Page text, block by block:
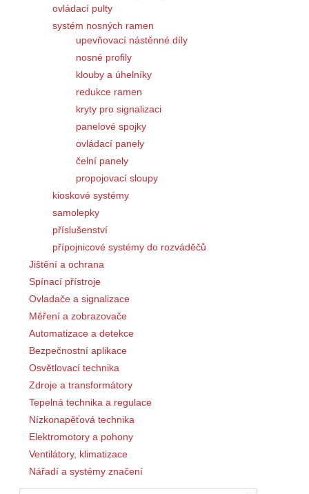
ovládací pulty
systém nosných ramen
upevňovací nástěnné díly
nosné profily
klouby a úhelníky
redukce ramen
kryty pro signalizaci
panelové spojky
ovládací panely
čelní panely
propojovací sloupy
kioskové systémy
samolepky
příslušenství
přípojnicové systémy do rozváděčů
Jištění a ochrana
Spínací přístroje
Ovladače a signalizace
Měření a zobrazovače
Automatizace a detekce
Bezpečnostní aplikace
Osvětlovací technika
Zdroje a transformátory
Tepelná technika a regulace
Nízkonapěťová technika
Elektromotory a pohony
Ventilátory, klimatizace
Nářadí a systémy značení